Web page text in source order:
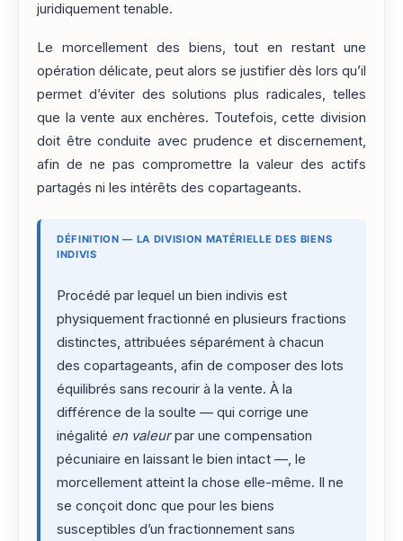
juridiquement tenable.
Le morcellement des biens, tout en restant une
opération délicate, peut alors se justifier dès lors qu’il
permet d’éviter des solutions plus radicales, telles
que la vente aux enchères. Toutefois, cette division
doit être conduite avec prudence et discernement,
afin de ne pas compromettre la valeur des actifs
partagés ni les intérêts des copartageants.
DÉFINITION — LA DIVISION MATÉRIELLE DES BIENS
INDIVIS
Procédé par lequel un bien indivis est
physiquement fractionné en plusieurs fractions
distinctes, attribuées séparément à chacun
des copartageants, afin de composer des lots
équilibrés sans recourir à la vente. À la
différence de la soulte — qui corrige une
inégalité en valeurpar une compensation
pécuniaire en laissant le bien intact —, le
morcellement atteint la chose elle-même. Il ne
se conçoit donc que pour les biens
susceptibles d’un fractionnement sans